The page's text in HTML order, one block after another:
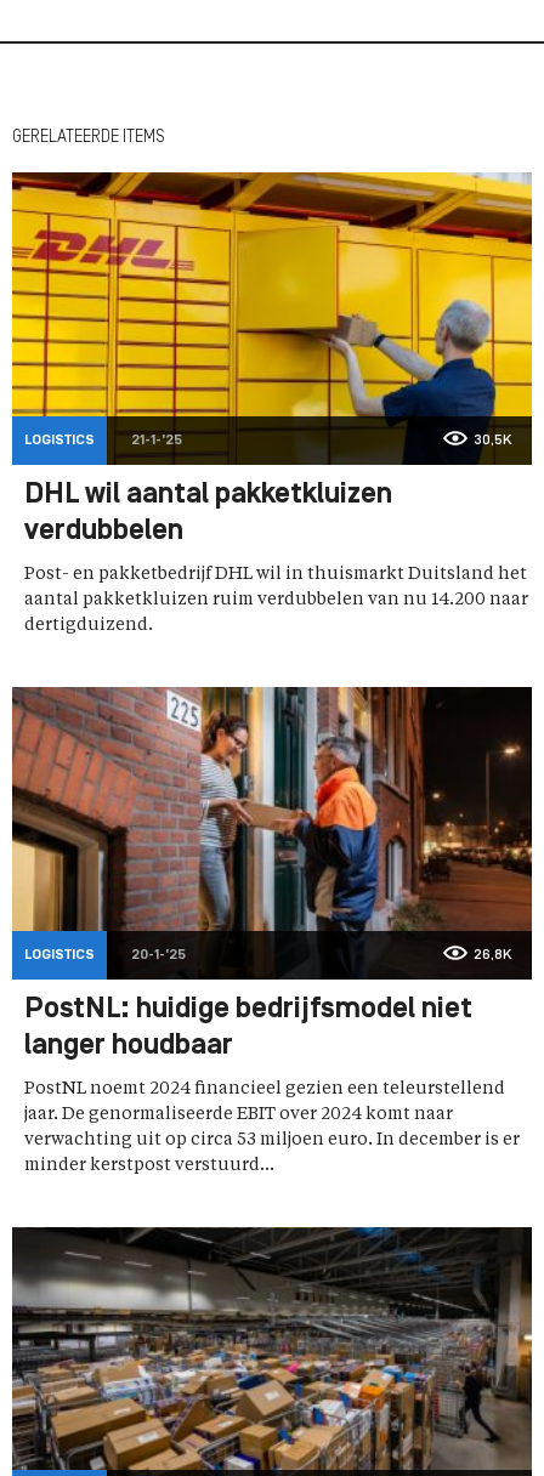
GERELATEERDE ITEMS
LOGISTICS 21-1-'25 30,5K
DHL wil aantal pakketkluizen
verdubbelen
Post- en pakketbedrijf DHL wil in thuismarkt Duitsland het
aantal pakketkluizen ruim verdubbelen van nu 14.200 naar
dertigduizend.
LOGISTICS 20-1-'25 26,8K
PostNL: huidige bedrijfsmodel niet
langer houdbaar
PostNL noemt 2024 financieel gezien een teleurstellend
jaar. De genormaliseerde EBIT over 2024 komt naar
verwachting uit op circa 53 miljoen euro. In december is er
minder kerstpost verstuurd...